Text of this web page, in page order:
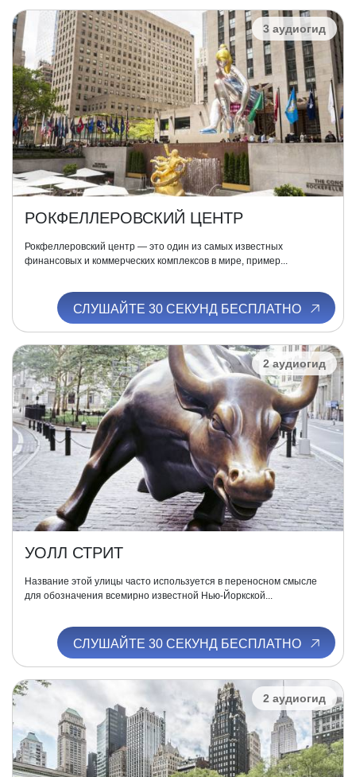
3 аудиогид
РОКФЕЛЛЕРОВСКИЙ ЦЕНТР
Рокфеллеровский центр — это один из самых известных
финансовых и коммерческих комплексов в мире, пример...
СЛУШАЙТЕ 30 СЕКУНД БЕСПЛАТНО
2 аудиогид
УОЛЛ СТРИТ
Название этой улицы часто используется в переносном смысле
для обозначения всемирно известной Нью-Йоркской...
СЛУШАЙТЕ 30 СЕКУНД БЕСПЛАТНО
2 аудиогид